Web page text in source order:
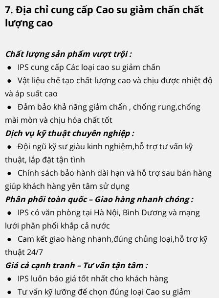
7. Địa chỉ cung cấp Cao su giảm chấn chất
lượng cao
Chất lượng sản phẩm vượt trội :
● IPS cung cấp Các loại cao su giảm chấn
● Vật liệu chế tạo chất lượng cao và chịu được nhiệt độ
và áp suất cao
● Đảm bảo khả năng giảm chấn , chống rung,chống
mài mòn và chịu hóa chất tốt
Dịch vụ kỹ thuật chuyên nghiệp :
● Đội ngũ kỹ sư giàu kinh nghiệm,hỗ trợ tư vấn kỹ
thuật, lắp đặt tận tình
● Chính sách bảo hành dài hạn và hỗ trợ sau bán hàng
giúp khách hàng yên tâm sử dụng
Phân phối toàn quốc – Giao hàng nhanh chóng :
● IPS có văn phòng tại Hà Nội, Bình Dương và mạng
lưới phân phối khắp cả nước
● Cam kết giao hàng nhanh,đúng chủng loại,hỗ trợ kỹ
thuật 24/7
Giá cả cạnh tranh – Tư vấn tận tâm :
● IPS luôn báo giá tốt nhất cho khách hàng
● Tư vấn kỹ lưỡng để chọn đúng loại Cao su giảm